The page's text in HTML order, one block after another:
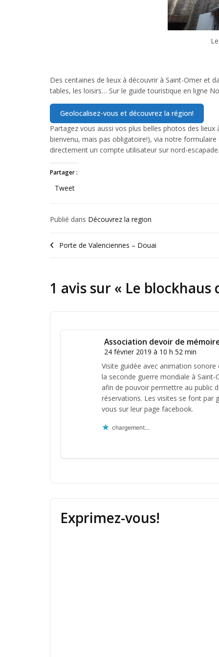
Des centaines de lieux à découvrir à Saint-Omer et
tables, les loisirs… Sur le guide touristique en ligne
Partagez vous aussi vos plus belles photos des
bienvenu, mais pas obligatoire!), via notre
directement un compte utilisateur sur nord-
Partager :
Tweet
Publié dans Découvrez la region
Porte de Valenciennes – Douai
1 avis sur « Le blockhaus
Association devoir de
24 février 2019 à 10 h 52 min
Visite guidée avec animation
la seconde guerre mondiale à
afin de pouvoir permettre au public
réservations. Les visites se font par
vous sur leur page facebook.
chargement…
Exprimez-vous!